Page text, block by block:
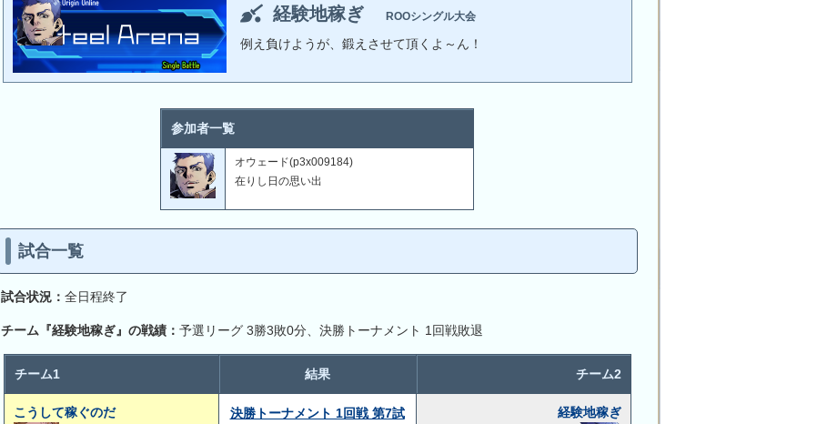
経験地稼ぎ ROOシングル大会
例え負けようが、鍛えさせて頂くよ～ん！
参加者一覧
オウェード(p3x009184)
在りし日の思い出
試合一覧
試合状況： 全日程終了
チーム『経験地稼ぎ』の戦績： 予選リーグ 3勝3敗0分、決勝トーナメント 1回戦敗退
チーム1 結果 チーム2
こうして稼ぐのだ
決勝トーナメント 1回戦 第7試
経験地稼ぎ